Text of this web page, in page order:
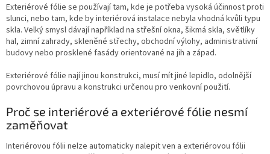
Exteriérové fólie se používají tam, kde je potřeba vysoká účinnost proti
slunci, nebo tam, kde by interiérová instalace nebyla vhodná kvůli typu
skla. Velký smysl dávají například na střešní okna, šikmá skla, světlíky
hal, zimní zahrady, skleněné střechy, obchodní výlohy, administrativní
budovy nebo prosklené fasády orientované na jih a západ.
Exteriérové fólie nají jinou konstrukci, musí mít jiné lepidlo, odolnější
povrchovou úpravu a konstrukci určenou pro venkovní použití.
Proč se interiérové a exteriérové fólie nesmí
zaměňovat
Interiérovou fólii nelze automaticky nalepit ven a exteriérovou fólii